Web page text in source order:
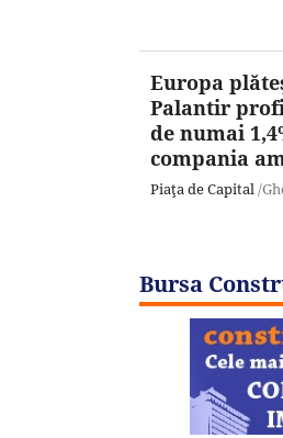
Europa
Palantir
de numai
compania
Piaţa de Capital /
Bursa